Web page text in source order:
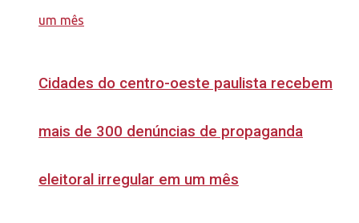
Cidades do centro-oeste paulista recebem
mais de 300 denúncias de propaganda
eleitoral irregular em um mês